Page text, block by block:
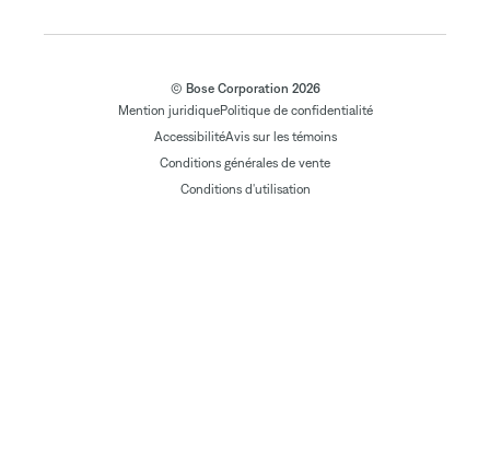
© Bose Corporation 2026
Mention juridiquePolitique de confidentialité
AccessibilitéAvis sur les témoins
Conditions générales de vente
Conditions d'utilisation